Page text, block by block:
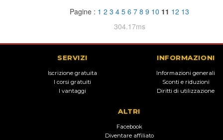
Pagine : 1 2 3 4 5 6 7 8 9 10 11 12 13
304.17ms
SERVIZI
Iscrizione gratuita
I corsi gratuiti
I vantaggi
INFORMAZIONI
Informazioni generali
Sconti e riduzioni
Diritti di utilizzazione
ALTRI
Facebook
Diventare affiliato